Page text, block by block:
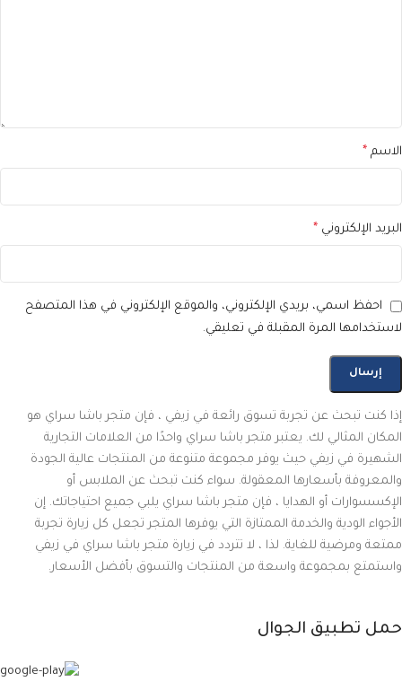
الاسم *
البريد الإلكتروني *
احفظ اسمي، بريدي الإلكتروني، والموقع الإلكتروني في هذا المتصفح
لاستخدامها المرة المقبلة في تعليقي.
إذا كنت تبحث عن تجربة تسوق رائعة في زيفي ، فإن متجر باشا سراي هو
المكان المثالي لك. يعتبر متجر باشا سراي واحدًا من العلامات التجارية
الشهيرة في زيفي حيث يوفر مجموعة متنوعة من المنتجات عالية الجودة
والمعروفة بأسعارها المعقولة. سواء كنت تبحث عن الملابس أو
الإكسسوارات أو الهدايا ، فإن متجر باشا سراي يلبي جميع احتياجاتك. إن
الأجواء الودية والخدمة الممتازة التي يوفرها المتجر تجعل كل زيارة تجربة
ممتعة ومرضية للغاية. لذا ، لا تتردد في زيارة متجر باشا سراي في زيفي
واستمتع بمجموعة واسعة من المنتجات والتسوق بأفضل الأسعار.
حمل تطبيق الجوال